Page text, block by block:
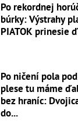
Po rekordnej
búrky: Výstrahy
PIATOK prinesie
Po ničení pola
plese tu máme
bez hraníc:
do...